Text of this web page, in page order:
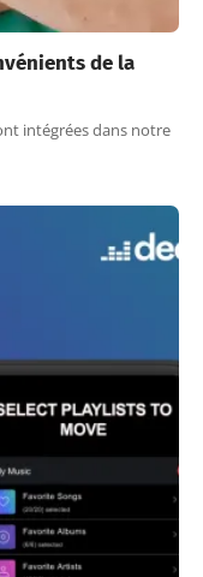
de la
intégrées dans notre